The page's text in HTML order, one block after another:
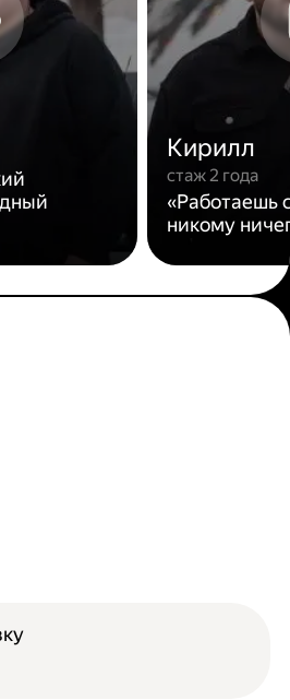
Кирилл
стаж 2 года
«Работаешь
никому